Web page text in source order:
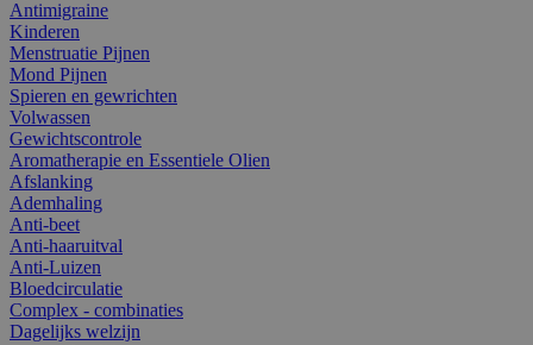
Antimigraine
Kinderen
Menstruatie Pijnen
Mond Pijnen
Spieren en gewrichten
Volwassen
Gewichtscontrole
Aromatherapie en Essentiele Olien
Afslanking
Ademhaling
Anti-beet
Anti-haaruitval
Anti-Luizen
Bloedcirculatie
Complex - combinaties
Dagelijks welzijn